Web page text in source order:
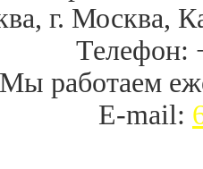
,г. Москва,
Телефон:
Мы работаем
E-mail: